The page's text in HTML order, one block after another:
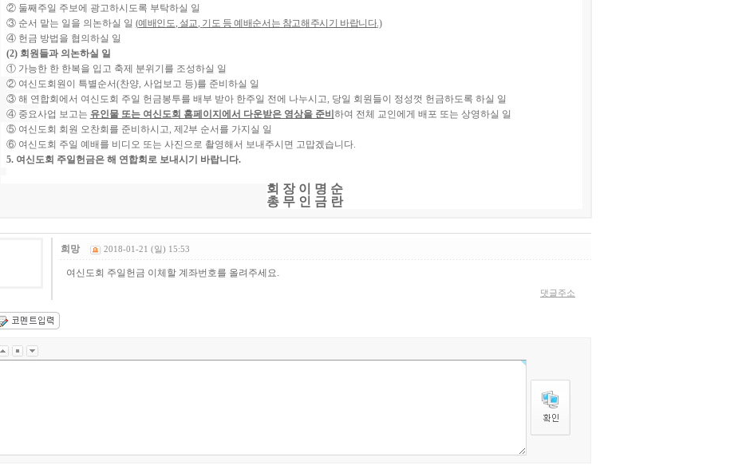
② 둘째주일 주보에 광고하시도록 부탁하실 일
③ 순서 맡는 일을 의논하실 일 (예배인도, 설교, 기도 등 예배순서는 참고해주시기 바랍니다.)
④ 헌금 방법을 협의하실 일
(2) 회원들과 의논하실 일
① 가능한 한 한복을 입고 축제 분위기를 조성하실 일
② 여신도회원이 특별순서(찬양, 사업보고 등)를 준비하실 일
③ 해 연합회에서 여신도회 주일 헌금봉투를 배부 받아 한주일 전에 나누시고, 당일 회원들이 정성껏 헌금하도록 하실 일
④ 중요사업 보고는 유인물 또는 여신도회 홈페이지에서 다운받은 영상을 준비 하여 전체 교인에게 배포 또는 상영하실 일
⑤ 여신도회 회원 오찬회를 준비하시고, 제 2부 순서를 가지실 일
⑥ 여신도회 주일 예배를 비디오 또는 사진으로 촬영해서 보내주시면 고맙겠습니다.
5. 여신도회 주일헌금은 해 연합회로 보내시기 바랍니다.
회 장 이 명 순
총 무 인 금 란
희망 2018-01-21 (일) 15:53
여신도회 주일헌금 이체할 계좌번호를 올려주세요.
댓글주소